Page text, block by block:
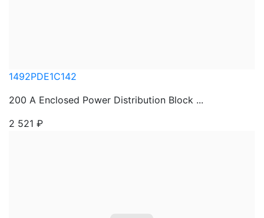
1492PDE1C142
200 A Enclosed Power Distribution Block ...
2 521 ₽